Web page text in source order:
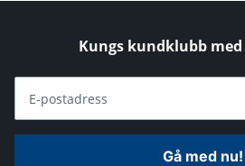
Kungs kundklubb
E-postadress
Gå med nu!